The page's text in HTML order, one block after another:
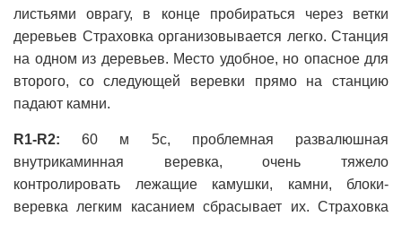
листьями оврагу, в конце пробираться через ветки
деревьев Страховка организовывается легко. Станция
на одном из деревьев. Место удобное, но опасное для
второго, со следующей веревки прямо на станцию
падают камни.
R1-R2: 60 м 5с, проблемная развалюшная
внутрикаминная веревка, очень тяжело
контролировать лежащие камушки, камни, блоки-
веревка легким касанием сбрасывает их. Страховка